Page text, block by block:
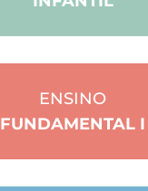
ENSINO
FUNDAMENTAL I